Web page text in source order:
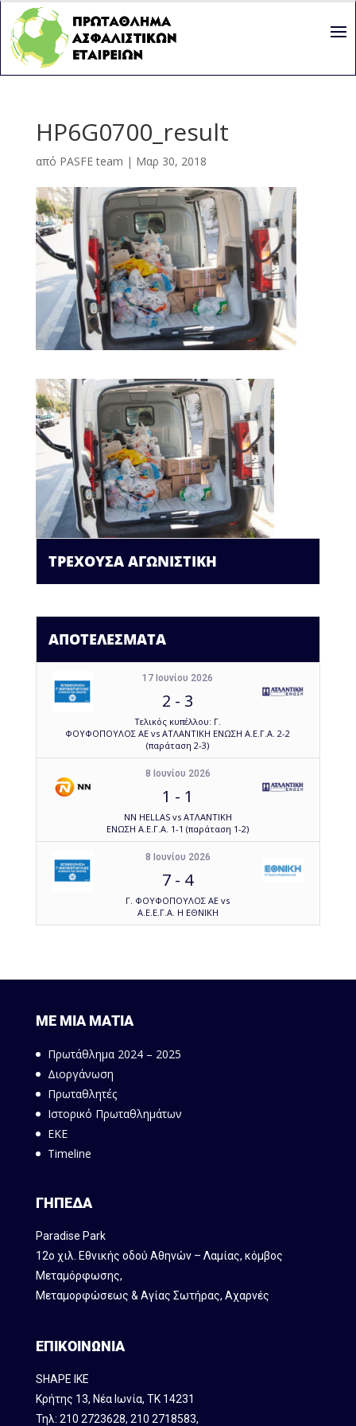
HP6G0700_result
από PASFE team | Μαρ 30, 2018
ΤΡΕΧΟΥΣΑ ΑΓΩΝΙΣΤΙΚΗ
ΑΠΟΤΕΛΕΣΜΑΤΑ
17 Ιουνίου 2026
2 - 3
Τελικός κυπέλλου: Γ.
ΦΟΥΦΟΠΟΥΛΟΣ ΑΕ vs ΑΤΛΑΝΤΙΚΗ ΕΝΩΣΗ Α.Ε.Γ.Α. 2-2
(παράταση 2-3)
8 Ιουνίου 2026
1 - 1
NN HELLAS vs ΑΤΛΑΝΤΙΚΗ
ΕΝΩΣΗ Α.Ε.Γ.Α. 1-1 (παράταση 1-2)
8 Ιουνίου 2026
7 - 4
Γ. ΦΟΥΦΟΠΟΥΛΟΣ ΑΕ vs
Α.Ε.Ε.Γ.Α. Η ΕΘΝΙΚΗ
ΜΕ ΜΙΑ ΜΑΤΙΑ
Πρωτάθλημα 2024 – 2025
Διοργάνωση
Πρωταθλητές
Ιστορικό Πρωταθλημάτων
ΕΚΕ
Timeline
ΓΗΠΕΔΑ
Paradise Park
12ο χιλ. Εθνικής οδού Αθηνών – Λαμίας, κόμβος
Mεταμόρφωσης,
Μεταμορφώσεως & Αγίας Σωτήρας, Αχαρνές
ΕΠΙΚΟΙΝΩΝΙΑ
SHAPE IKE
Κρήτης 13, Νέα Ιωνία, ΤΚ 14231
Τηλ: 210 2723628, 210 2718583,